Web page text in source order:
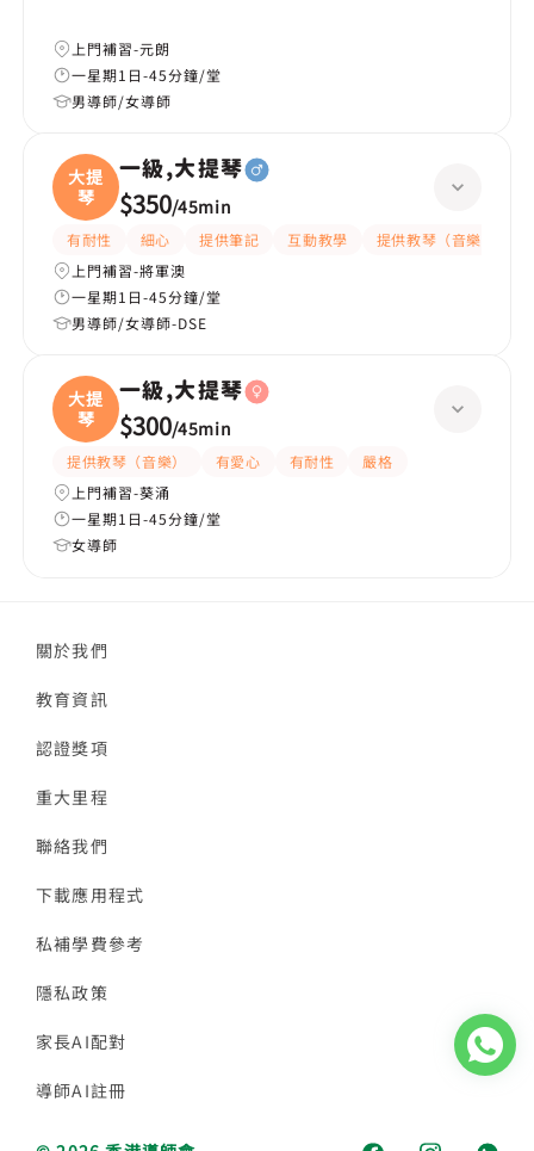
上門補習-元朗
一星期1日-45分鐘/堂
男導師/女導師
大提
琴
一級,大提琴
$350/45min
有耐性 細心 提供筆記 互動教學 提供教琴（音樂）
上門補習-將軍澳
一星期1日-45分鐘/堂
男導師/女導師-DSE
大提
琴
一級,大提琴
$300/45min
提供教琴（音樂） 有愛心 有耐性
嚴格
上門補習-葵涌
一星期1日-45分鐘/堂
女導師
關於我們
教育資訊
認證獎項
重大里程
聯絡我們
下載應用程式
私補學費參考
隱私政策
家長AI配對
導師AI註冊